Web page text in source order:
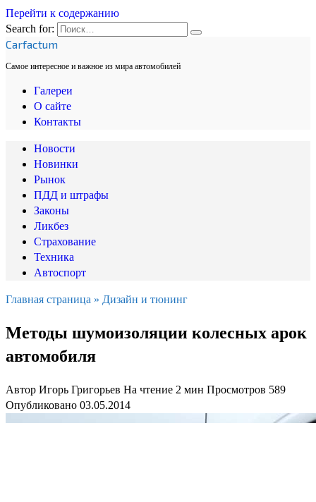
Перейти к содержанию
Search for:
Carfactum
Самое интересное и важное из мира автомобилей
Галереи
О сайте
Контакты
Новости
Новинки
Рынок
ПДД и штрафы
Законы
Ликбез
Страхование
Техника
Автоспорт
Главная страница » Дизайн и тюнинг
Методы шумоизоляции колесных арок
автомобиля
Автор Игорь Григорьев На чтение 2 мин Просмотров 589
Опубликовано 03.05.2014